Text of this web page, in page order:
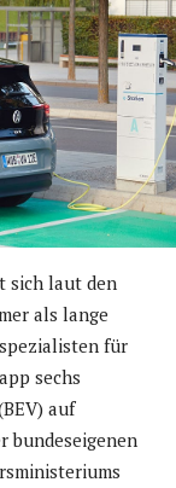
sich laut den
als lange
für
sechs
auf
bundeseigenen